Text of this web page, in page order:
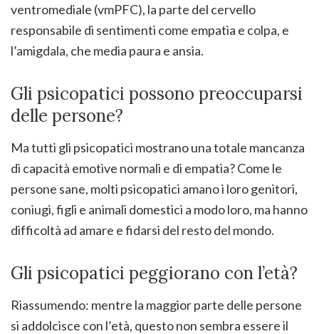
ventromediale (vmPFC), la parte del cervello
responsabile di sentimenti come empatia e colpa, e
l’amigdala, che media paura e ansia.
Gli psicopatici possono preoccuparsi
delle persone?
Ma tutti gli psicopatici mostrano una totale mancanza
di capacità emotive normali e di empatia? Come le
persone sane, molti psicopatici amano i loro genitori,
coniugi, figli e animali domestici a modo loro, ma hanno
difficoltà ad amare e fidarsi del resto del mondo.
Gli psicopatici peggiorano con l’età?
Riassumendo: mentre la maggior parte delle persone
si addolcisce con l’età, questo non sembra essere il